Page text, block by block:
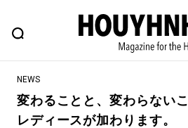
FEATURE BLOG
ヒップなファッション、カルチャー、ライ
NEWS
変わることと、変わらない
レディースが加わります。